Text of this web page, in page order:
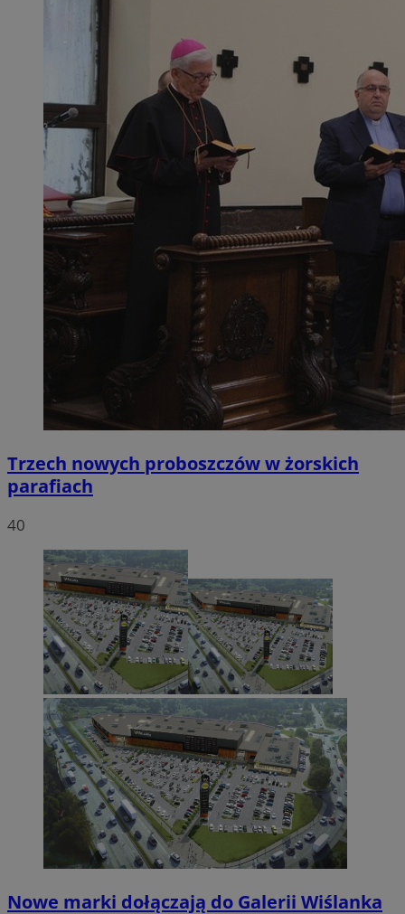
Trzech nowych proboszczów w żorskich
parafiach
40
Nowe marki dołączają do Galerii Wiślanka